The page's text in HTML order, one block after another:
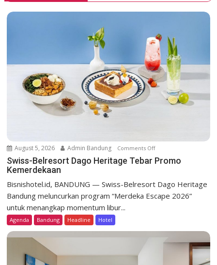
a
v
t
August 5, 2026 Admin Bandung Comments Offo
n
B
Swiss-Belresort Dago Heritage Tebar Promo
Kemerdekaan
Bisnishotel.id, BANDUNG — Swiss-Belresort Dago Heritage
Bandung meluncurkan program “Merdeka Escape 2026”
untuk menangkap momentum libur...
Agenda Bandung Headline Hotel